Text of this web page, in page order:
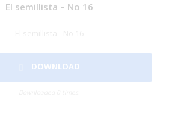
El semillista – No 16
DOWNLOAD